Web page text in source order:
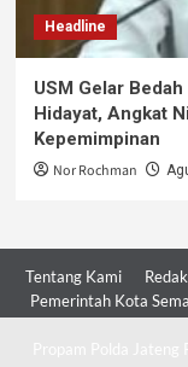
Headline
USM Gelar
Hidayat, Angkat
Kepemimpinan
Nor Rochman
Tentang Kami
Pemerintah Kota